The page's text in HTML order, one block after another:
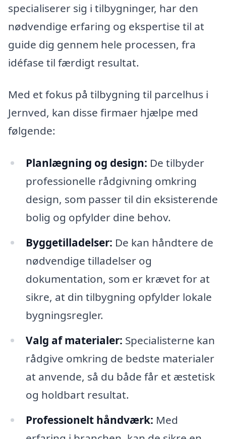
specialiserer sig i tilbygninger, har den
nødvendige erfaring og ekspertise til at
guide dig gennem hele processen, fra
idéfase til færdigt resultat.
Med et fokus på tilbygning til parcelhus i
Jernved, kan disse firmaer hjælpe med
følgende:
Planlægning og design: De tilbyder
professionelle rådgivning omkring
design, som passer til din eksisterende
bolig og opfylder dine behov.
Byggetilladelser: De kan håndtere de
nødvendige tilladelser og
dokumentation, som er krævet for at
sikre, at din tilbygning opfylder lokale
bygningsregler.
Valg af materialer: Specialisterne kan
rådgive omkring de bedste materialer
at anvende, så du både får et æstetisk
og holdbart resultat.
Professionelt håndværk: Med